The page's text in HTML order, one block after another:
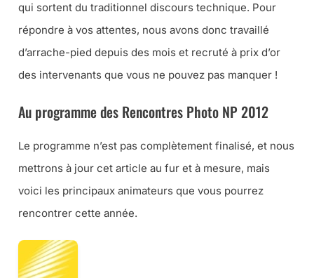
qui sortent du traditionnel discours technique. Pour
répondre à vos attentes, nous avons donc travaillé
d’arrache-pied depuis des mois et recruté à prix d’or
des intervenants que vous ne pouvez pas manquer !
Au programme des Rencontres Photo NP 2012
Le programme n’est pas complètement finalisé, et nous
mettrons à jour cet article au fur et à mesure, mais
voici les principaux animateurs que vous pourrez
rencontrer cette année.